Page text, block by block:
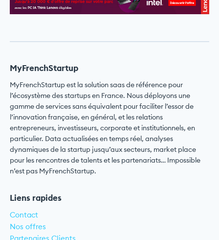
MyFrenchStartup
MyFrenchStartup est la solution saas de référence pour
l’écosystème des startups en France. Nous déployons une
gamme de services sans équivalent pour faciliter l’essor de
l’innovation française, en général, et les relations
entrepreneurs, investisseurs, corporate et institutionnels, en
particulier. Data actualisées en temps réel, analyses
dynamiques de la startup jusqu’aux secteurs, market place
pour les rencontres de talents et les partenariats… Impossible
n’est pas MyFrenchStartup.
Liens rapides
Contact
Nos offres